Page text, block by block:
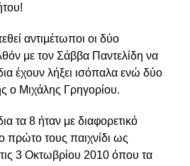
αντιμέτωποι οι δύο
με τον Σάββα Παντελίδη να
έχουν λήξει ισόπαλα ενώ δύο
ο Μιχάλης Γρηγορίου.
τα 8 ήταν με διαφορετικό
τους παιχνίδι ως
3 Οκτωβρίου 2010 όπου τα